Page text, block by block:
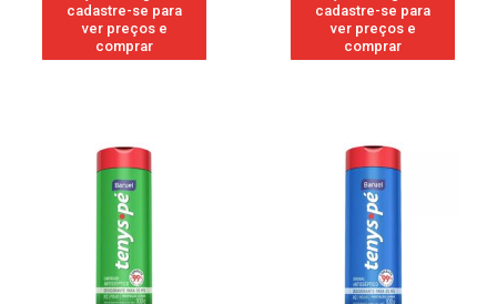
cadastre-se para
ver preços e
comprar
cadastre-se para
ver preços e
comprar